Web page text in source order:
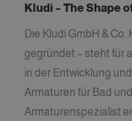
Kludi – The Shape
Die Kludi GmbH & Co.
gegründet – steht für
in der Entwicklung
Armaturen für Bad
Armaturenspezialist